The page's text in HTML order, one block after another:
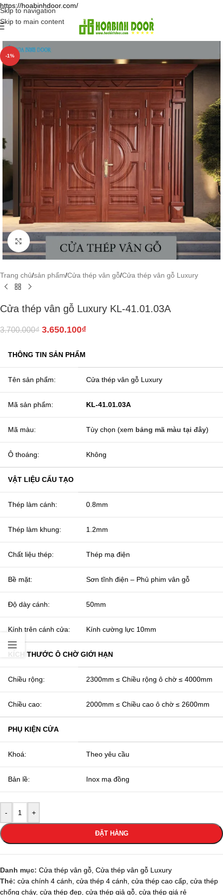
https://hoabinhdoor.com/
Skip to navigation
Skip to main content
-1%
Click to enlarge
Trang chủ/sản phẩm/Cửa thép vân gỗ/Cửa thép vân gỗ Luxury
Cửa thép vân gỗ Luxury KL-41.01.03A
3.700.000₫ 3.650.100₫
THÔNG TIN SẢN PHẨM
Tên sản phẩm: Cửa thép vân gỗ Luxury
Mã sản phẩm: KL-41.01.03A
Mã màu: Tùy chọn (xem bảng mã màu tại đây)
Ô thoáng: Không
VẬT LIỆU CẤU TẠO
Thép làm cánh: 0.8mm
Thép làm khung: 1.2mm
Chất liệu thép: Thép mạ điện
Bề mặt: Sơn tĩnh điện – Phủ phim vân gỗ
Độ dày cánh: 50mm
Kính trên cánh cửa: Kính cường lực 10mm
KÍCH THƯỚC Ô CHỜ GIỚI HẠN
Chiều rộng: 2300mm ≤ Chiều rộng ô chờ ≤ 4000mm
Chiều cao: 2000mm ≤ Chiều cao ô chờ ≤ 2600mm
PHỤ KIỆN CỬA
Khoá: Theo yêu cầu
Bản lề: Inox mạ đồng
- +
ĐẶT HÀNG
Danh mục: Cửa thép vân gỗ Cửa thép vân gỗ Luxury
Thẻ: cửa chính 4 cánh cửa thép 4 cánh cửa thép cao cấp cửa thép
chống cháy, cửa thép đẹp cửa thép giả gỗ cửa thép giá rẻ